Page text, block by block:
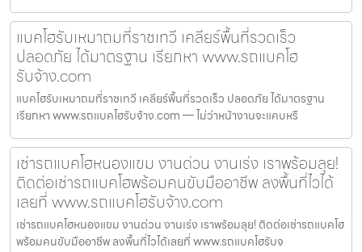
แบคโฮรับเหมาถมที่ราชเทวี เคลียร์พื้นที่รวดเร็ว
ปลอดภัย ได้มาตรฐาน เรียกหา www.รถแบคโฮ
รับจ้าง.com
แบคโฮรับเหมาถมที่ราชเทวี เคลียร์พื้นที่รวดเร็ว ปลอดภัย ได้มาตรฐาน
เรียกหา www.รถแบคโฮรับจ้าง.com — ไม่ว่าหน้างานจะแคบหรื
เช่ารถแบคโฮหนองแขม งานด่วน งานเร่ง เราพร้อมลุย!
ติดต่อเช่ารถแบคโฮพร้อมคนขับมืออาชีพ ลงพื้นที่ไวได้
เลยที่ www.รถแบคโฮรับจ้าง.com
เช่ารถแบคโฮหนองแขม งานด่วน งานเร่ง เราพร้อมลุย! ติดต่อเช่ารถแบคโฮ
พร้อมคนขับมืออาชีพ ลงพื้นที่ไวได้เลยที่ www.รถแบคโฮรับจ